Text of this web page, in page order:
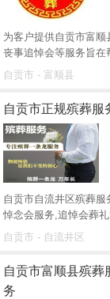
为客户提供自贡市富
丧事追悼会等服务旨在
自贡市 - 富顺县
自贡市正规殡葬服
自贡市自流井区殡葬
悼念会服务,追悼会葬
自贡市 - 自流井区
自贡市富顺县殡葬
务